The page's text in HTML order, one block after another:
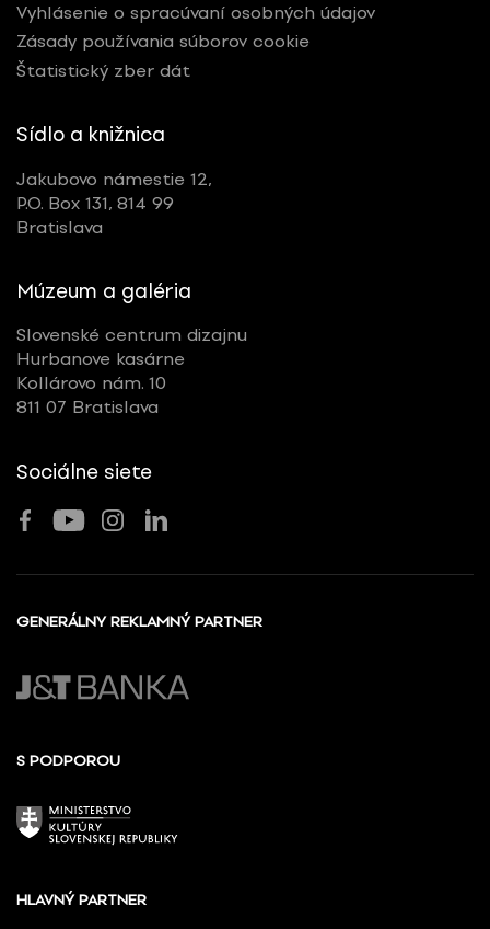
Vyhlásenie o spracúvaní osobných údajov
Zásady používania súborov cookie
Štatistický zber dát
Sídlo a knižnica
Jakubovo námestie 12,
P.O. Box 131, 814 99
Bratislava
Múzeum a galéria
Slovenské centrum dizajnu
Hurbanove kasárne
Kollárovo nám. 10
811 07 Bratislava
Sociálne siete
GENERÁLNY REKLAMNÝ PARTNER
S PODPOROU
HLAVNÝ PARTNER